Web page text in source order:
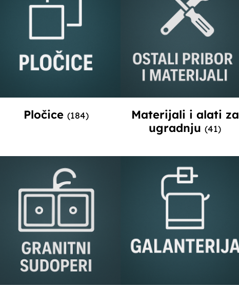
Pločice (184)
Materijali i alati za
ugradnju (41)